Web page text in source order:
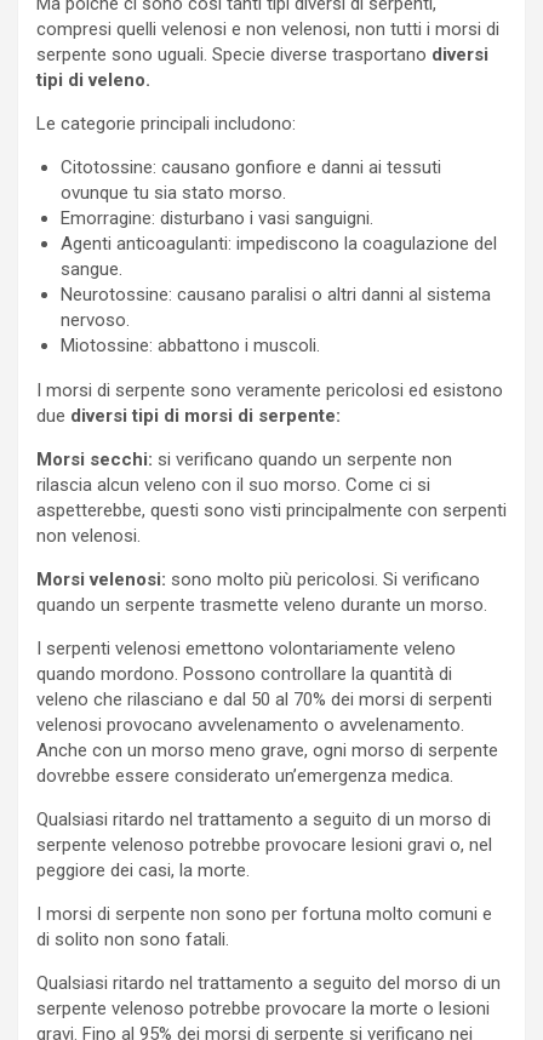
compresi quelli velenosi e non velenosi, non tutti i morsi di
serpente sono uguali. Specie diverse trasportano diversi
tipi di veleno.
Le categorie principali includono:
Citotossine: causano gonfiore e danni ai tessuti
ovunque tu sia stato morso.
Emorragine: disturbano i vasi sanguigni.
Agenti anticoagulanti: impediscono la coagulazione del
sangue.
Neurotossine: causano paralisi o altri danni al sistema
nervoso.
Miotossine: abbattono i muscoli.
I morsi di serpente sono veramente pericolosi ed esistono
due diversi tipi di morsi di serpente:
Morsi secchi: si verificano quando un serpente non
rilascia alcun veleno con il suo morso. Come ci si
aspetterebbe, questi sono visti principalmente con serpenti
non velenosi.
Morsi velenosi: sono molto più pericolosi. Si verificano
quando un serpente trasmette veleno durante un morso.
I serpenti velenosi emettono volontariamente veleno
quando mordono. Possono controllare la quantità di
veleno che rilasciano e dal 50 al 70% dei morsi di serpenti
velenosi provocano avvelenamento o avvelenamento.
Anche con un morso meno grave, ogni morso di serpente
dovrebbe essere considerato un’emergenza medica.
Qualsiasi ritardo nel trattamento a seguito di un morso di
serpente velenoso potrebbe provocare lesioni gravi o, nel
peggiore dei casi, la morte.
I morsi di serpente non sono per fortuna molto comuni e
di solito non sono fatali.
Qualsiasi ritardo nel trattamento a seguito del morso di un
serpente velenoso potrebbe provocare la morte o lesioni
gravi. Fino al 95% dei morsi di serpente si verificano nei